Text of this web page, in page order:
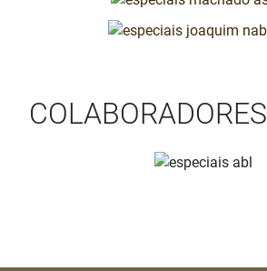
COLABORADORES